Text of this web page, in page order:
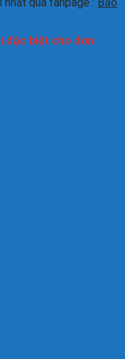
đặc biệt cho đơn